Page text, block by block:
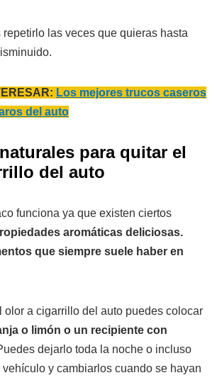
repetirlo las veces que quieras hasta
Los mejores trucos caseros
del auto
para quitar el
del auto
funciona ya que existen ciertos
aromáticas deliciosas.
que siempre suele haber en
olor a cigarrillo del auto puedes colocar
o limón o un recipiente con
dejarlo toda la noche o incluso
y cambiarlos cuando se hayan